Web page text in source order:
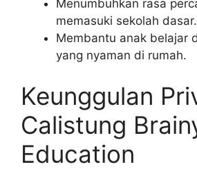
Menumbuhkan rasa
memasuki sekolah dasar.
Membantu anak belajar
yang nyaman di rumah.
Keunggulan
Calistung
Education